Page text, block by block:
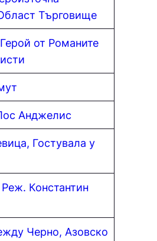
Търговище
от Романите
Анджелис
Гостувала у
Константин
Черно, Азовско